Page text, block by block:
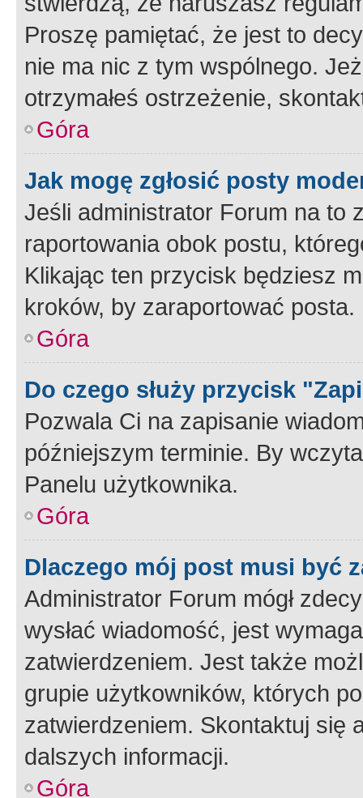
Proszę pamiętać, że jest to
nie ma nic z tym wspólnego.
otrzymałeś ostrzeżenie,
Góra
Jak mogę zgłosić posty
Jeśli administrator Forum na to
raportowania obok postu,
Klikając ten przycisk będziesz
kroków, by zaraportować posta.
Góra
Do czego służy przycisk
Pozwala Ci na zapisanie
późniejszym terminie. By
Panelu użytkownika.
Góra
Dlaczego mój post musi być
Administrator Forum mógł
wysłać wiadomość, jest
zatwierdzeniem. Jest także
grupie użytkowników, których
zatwierdzeniem. Skontaktuj się
dalszych informacji.
Góra